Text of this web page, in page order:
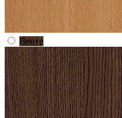
Венге